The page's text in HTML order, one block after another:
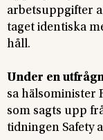
arbetsuppgifter
taget identiska
håll.
Under en
sa hälsominister
som sagts upp
tidningen Safety